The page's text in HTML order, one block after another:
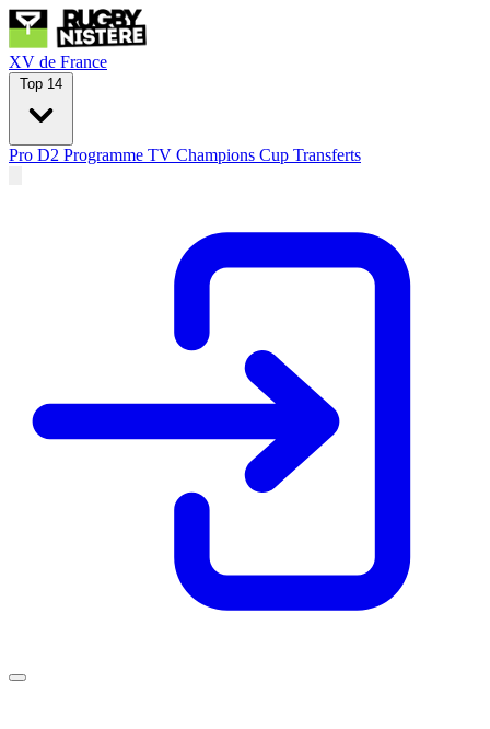
XV de France
Top 14
Pro D2 Programme TV Champions Cup Transferts